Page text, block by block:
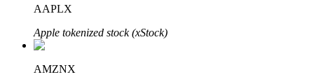
Узнайте о пассивном доходе
Bitrue
AI
AAPLX
Apple tokenized stock (xStock)
AMZNX